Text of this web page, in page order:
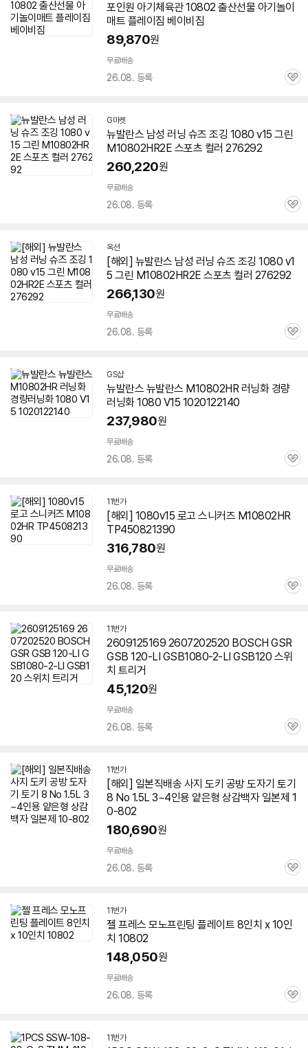
포인원 아기체육관10802 출산선물 아기놀이
매트 플레이짐 베이비짐
89,870원
무료배송
26.08. 등록
관
G마켓
뉴발란스 남성 러닝 슈즈 조깅 1080 v15 그린
M10802HR2E 스포츠 컬러 276292
260,220원
무료배송
26.08. 등록
관
옥션
[해외] 뉴발란스 남성 러닝 슈즈 조깅 1080 v1
5 그린 M10802HR2E 스포츠 컬러 276292
266,130원
무료배송
26.08. 등록
관
GS샵
뉴발란스 뉴발란스 M10802HR 러닝화 경량
러닝화 1080 V15 1020122140
237,980원
무료배송
26.08. 등록
관
11번가
[해외] 1080v15 로고 스니커즈 M10802HR
TP450821390
316,780원
무료배송
26.08. 등록
관
11번가
2609125169 2607202520 BOSCH GSR
GSB 120-LI GSB1080-2-LI GSB120 스위
치 트리거
45,120원
무료배송
26.08. 등록
관
11번가
[해외] 일본직배송 사지 도키 공방 도자기 토기
8 No 1.5L 3~4인용 얕은형 상감백자 일본제 1
0-802
180,690원
무료배송
26.08. 등록
관
11번가
젤 프레스 모노프린팅 플레이트 8인치 x 10인
치 10802
148,050원
무료배송
26.08. 등록
관
11번가